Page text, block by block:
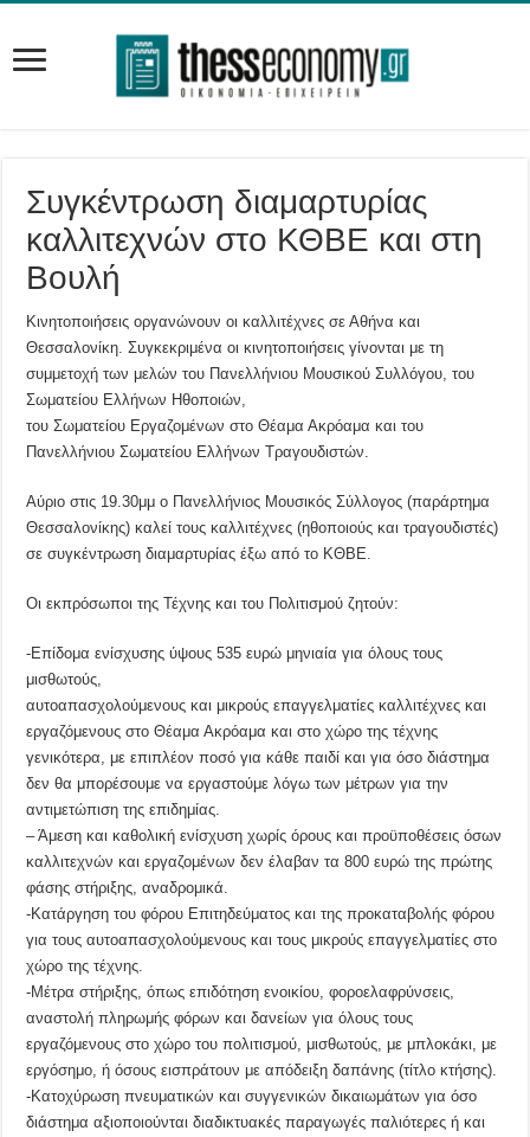
Συγκέντρωση διαμαρτυρίας
καλλιτεχνών στο ΚΘΒΕ και στη
Βουλή
Κινητοποιήσεις οργανώνουν οι καλλιτέχνες σε Αθήνα και
Θεσσαλονίκη. Συγκεκριμένα οι κινητοποιήσεις γίνονται με τη
συμμετοχή των μελών του Πανελλήνιου Μουσικού Συλλόγου, του
Σωματείου Ελλήνων Ηθοποιών,
του Σωματείου Εργαζομένων στο Θέαμα Ακρόαμα και του
Πανελλήνιου Σωματείου Ελλήνων Τραγουδιστών.
Αύριο στις 19.30μμ ο Πανελλήνιος Μουσικός Σύλλογος (παράρτημα
Θεσσαλονίκης) καλεί τους καλλιτέχνες (ηθοποιούς και τραγουδιστές)
σε συγκέντρωση διαμαρτυρίας έξω από το ΚΘΒΕ.
Οι εκπρόσωποι της Τέχνης και του Πολιτισμού ζητούν:
-Επίδομα ενίσχυσης ύψους 535 ευρώ μηνιαία για όλους τους
μισθωτούς,
αυτοαπασχολούμενους και μικρούς επαγγελματίες καλλιτέχνες και
εργαζόμενους στο Θέαμα Ακρόαμα και στο χώρο της τέχνης
γενικότερα, με επιπλέον ποσό για κάθε παιδί και για όσο διάστημα
δεν θα μπορέσουμε να εργαστούμε λόγω των μέτρων για την
αντιμετώπιση της επιδημίας.
– Άμεση και καθολική ενίσχυση χωρίς όρους και προϋποθέσεις όσων
καλλιτεχνών και εργαζομένων δεν έλαβαν τα 800 ευρώ της πρώτης
φάσης στήριξης, αναδρομικά.
-Κατάργηση του φόρου Επιτηδεύματος και της προκαταβολής φόρου
για τους αυτοαπασχολούμενους και τους μικρούς επαγγελματίες στο
χώρο της τέχνης.
-Μέτρα στήριξης, όπως επιδότηση ενοικίου, φοροελαφρύνσεις,
αναστολή πληρωμής φόρων και δανείων για όλους τους
εργαζόμενους στο χώρο του πολιτισμού, μισθωτούς, με μπλοκάκι, με
εργόσημο, ή όσους εισπράτουν με απόδειξη δαπάνης (τίτλο κτήσης).
-Κατοχύρωση πνευματικών και συγγενικών δικαιωμάτων για όσο
διάστημα αξιοποιούνται διαδικτυακές παραγωγές παλιότερες ή και